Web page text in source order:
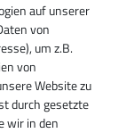
auf unserer
von
um z.B.
von
Website zu
durch gesetzte
wir in den